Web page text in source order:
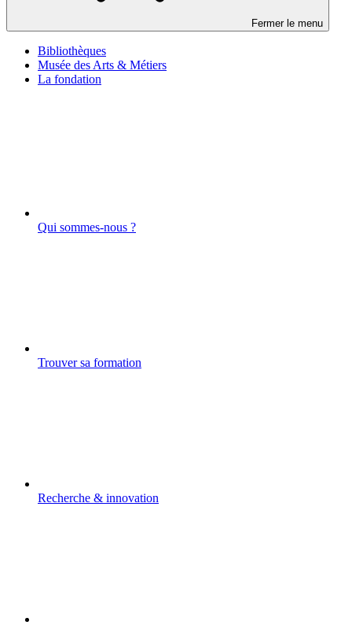
Fermer le menu
Bibliothèques
Musée des Arts & Métiers
La fondation
Qui sommes-nous ?
Trouver sa formation
Recherche & innovation